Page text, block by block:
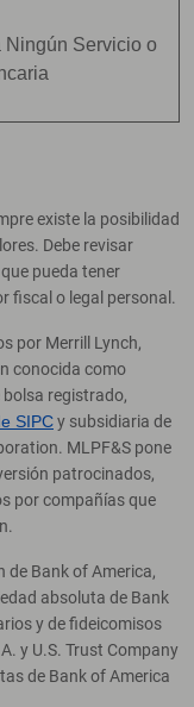
Ningún Servicio o
existe la posibilidad
Debe revisar
pueda tener
fiscal o legal personal.
por Merrill Lynch,
conocida como
bolsa registrado,
SIPCy subsidiaria de
MLPF&S pone
patrocinados,
por compañías que
de Bank of America,
absoluta de Bank
y de fideicomisos
y U.S. Trust Company
de Bank of America